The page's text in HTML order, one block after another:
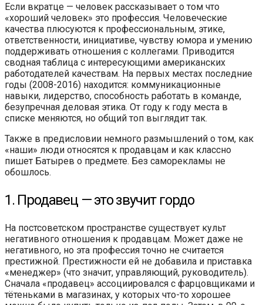
Если вкратце — человек рассказывает о том что
«хороший человек» это профессия. Человеческие
качества плюсуются к профессиональным, этике,
ответственности, инициативе, чувству юмора и умению
поддерживать отношения с коллегами. Приводится
сводная таблица с интересующими американских
работодателей качествам. На первых местах последние
годы (2008-2016) находится: коммуникационные
навыки, лидерство, способность работать в команде,
безупречная деловая этика. От году к году места в
списке меняются, но общий топ выглядит так.
Также в предисловии немного размышлений о том, как
«наши» люди относятся к продавцам и как классно
пишет Батырев о предмете. Без саморекламы не
обошлось.
1. Продавец — это звучит гордо
На постсоветском пространстве существует культ
негативного отношения к продавцам. Может даже не
негативного, но эта профессия точно не считается
престижной. Престижности ей не добавила и приставка
«менеджер» (что значит, управляющий, руководитель).
Сначала «продавец» ассоциировался с фарцовщиками и
тётеньками в магазинах, у которых что-то хорошее